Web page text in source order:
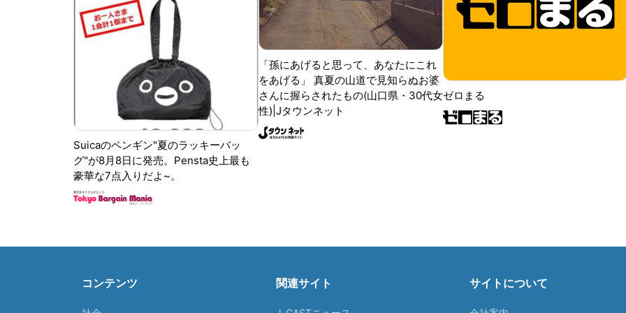
Suicaのペンギン"夏のラッキーバッ
グ"が8月8日に発売。Pensta史上最も
豪華な7点入りだよ~。
「孫にあげると思って、あなたにこれ
をあげる」 真夏の山道で見知らぬお婆
さんに握らされたもの(山口県・30代女
性)|Jタウンネット
ゼロまる
コンテンツ 関連サイト サイトについて